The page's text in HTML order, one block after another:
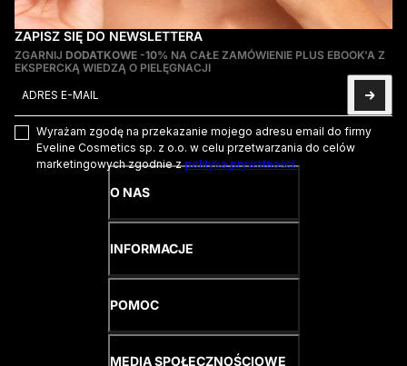
ZAPISZ SIĘ DO NEWSLETTERA
ZGARNIJ DODATKOWE -10% NA CAŁE ZAMÓWIENIE PLUS EBOOK'A Z
EKSPERCKĄ WIEDZĄ O PIELĘGNACJI
Wyrażam zgodę na przekazanie mojego adresu email do firmy
Eveline Cosmetics sp. z o.o. w celu przetwarzania do celów
marketingowych zgodnie zpolityką prywatności.
Ta strona jest chroniona przez hCaptcha i obowiązują na niej
O NAS
INFORMACJE
POMOC
MEDIA SPOŁECZNOŚCIOWE